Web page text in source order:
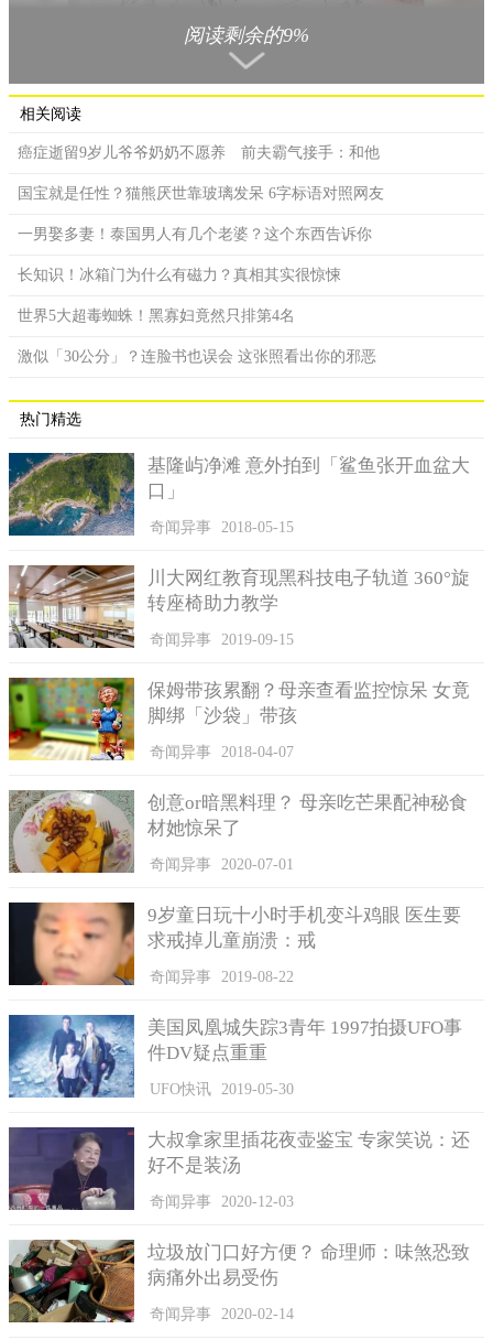
随后照片被转发到脸书社团「爆料公社」，网友写下「闯红
红的部分，警察伯伯你累了吗？」立刻掀起一阵轰动，不只上万
次变闯灯灯」、「闯红红母汤喔」、「豪口爱爱」、「警察伯伯
紧张张，开单单开成闯红红」、「跨越双黄黄」。
还有网友笑说，「可能突然忘记灯怎么写」、「你不乖乖
「判断这位警官家里应该有小朋友」、「第一次收到罚单笑这么
阅读剩余的9%
相关阅读
癌症逝留9岁儿爷爷奶奶不愿养 前夫霸气接手：和他
国宝就是任性？猫熊厌世靠玻璃发呆 6字标语对照网友
一男娶多妻！泰国男人有几个老婆？这个东西告诉你
长知识！冰箱门为什么有磁力？真相其实很惊悚
世界5大超毒蜘蛛！黑寡妇竟然只排第4名
激似「30公分」？连脸书也误会 这张照看出你的邪恶
热门精选
基隆屿净滩 意外拍到「鲨鱼张开血盆大
口」
奇闻异事 2018-05-15
川大网红教育现黑科技电子轨道 360°旋
转座椅助力教学
奇闻异事 2019-09-15
保姆带孩累翻？母亲查看监控惊呆 女竟
脚绑「沙袋」带孩
奇闻异事 2018-04-07
创意or暗黑料理？ 母亲吃芒果配神秘食
材她惊呆了
奇闻异事 2020-07-01
9岁童日玩十小时手机变斗鸡眼 医生要
求戒掉儿童崩溃：戒
奇闻异事 2019-08-22
美国凤凰城失踪3青年 1997拍摄UFO事
件DV疑点重重
UFO快讯 2019-05-30
大叔拿家里插花夜壶鉴宝 专家笑说：还
好不是装汤
奇闻异事 2020-12-03
垃圾放门口好方便？ 命理师：味煞恐致
病痛外出易受伤
奇闻异事 2020-02-14